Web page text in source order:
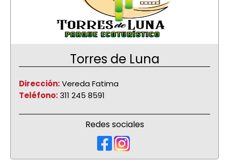
Torres de Luna
Dirección:Vereda Fatima
Teléfono:311 245 8591
Redes sociales